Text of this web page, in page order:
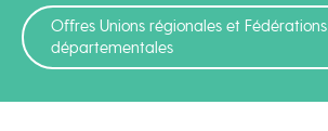
Offres Unions régionales et Fédérations
départementales